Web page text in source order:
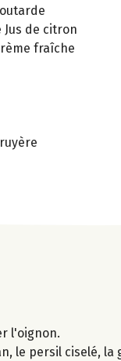
Jus de citron
fraîche
l'oignon.
le persil ciselé,